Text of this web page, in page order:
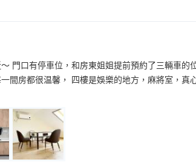
門口有停車位，和房東姐姐提前預約了三輛車的
間房都很温馨， 四樓是娛樂的地方，麻將室，真